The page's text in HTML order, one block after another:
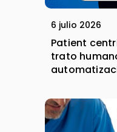
6 julio 2026
Patient
trato